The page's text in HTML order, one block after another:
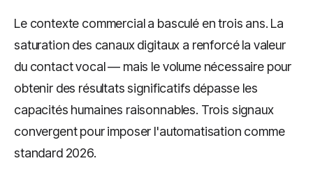
Le contexte commercial a basculé en trois ans. La
saturation des canaux digitaux a renforcé la valeur
du contact vocal — mais le volume nécessaire pour
obtenir des résultats significatifs dépasse les
capacités humaines raisonnables. Trois signaux
convergent pour imposer l'automatisation comme
standard 2026.